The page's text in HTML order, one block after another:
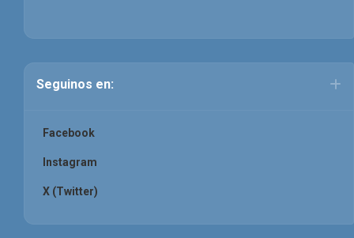
Seguinos en:
Facebook
Instagram
X (Twitter)